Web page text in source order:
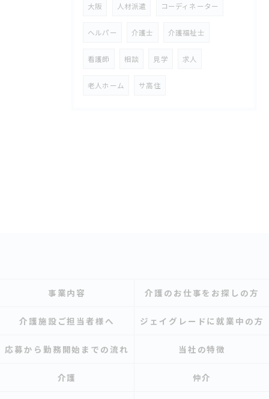
大阪 人材派遣 コーディネーター
ヘルパー 介護士 介護福祉士
看護師 相談 見学 求人
老人ホーム サ高住
事業内容 介護のお仕事をお探しの方
介護施設ご担当者様へ ジェイグレードに就業中の方
応募から勤務開始までの流れ 当社の特徴
介護 仲介